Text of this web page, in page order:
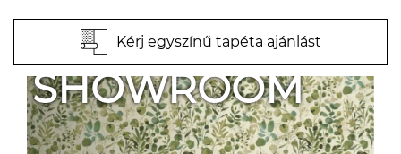
Kérj egyszínű tapéta ajánlást
SHOWROOM